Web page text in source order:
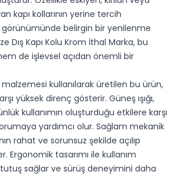
kapı kollarının yerine tercih
görünümünde belirgin bir yenilenme
Dış Kapı Kolu Krom İthal Marka, bu
de işlevsel açıdan önemli bir
malzemesi kullanılarak üretilen bu ürün,
yüksek direnç gösterir. Güneş ışığı,
kullanımın oluşturduğu etkilere karşı
yardımcı olur. Sağlam mekanik
rahat ve sorunsuz şekilde açılıp
Ergonomik tasarımı ile kullanım
tutuş sağlar ve sürüş deneyimini daha